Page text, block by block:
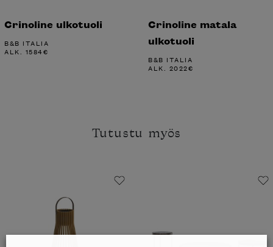
Crinoline ulkotuoli
B&B ITALIA
ALK. 1584€
Crinoline matala
ulkotuoli
B&B ITALIA
ALK. 2022€
Tutustu myös